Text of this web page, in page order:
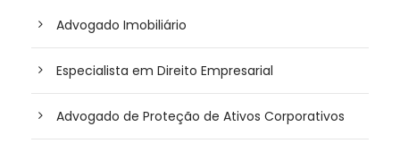
Advogado Imobiliário
Especialista em Direito Empresarial
Advogado de Proteção de Ativos Corporativos